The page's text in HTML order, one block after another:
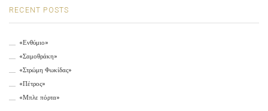
RECENT POSTS
«Ενθύμιο»
«Σαμοθράκη»
«Στρώμη Φωκίδας»
«Πέτρος»
«Μπλε πόρτα»